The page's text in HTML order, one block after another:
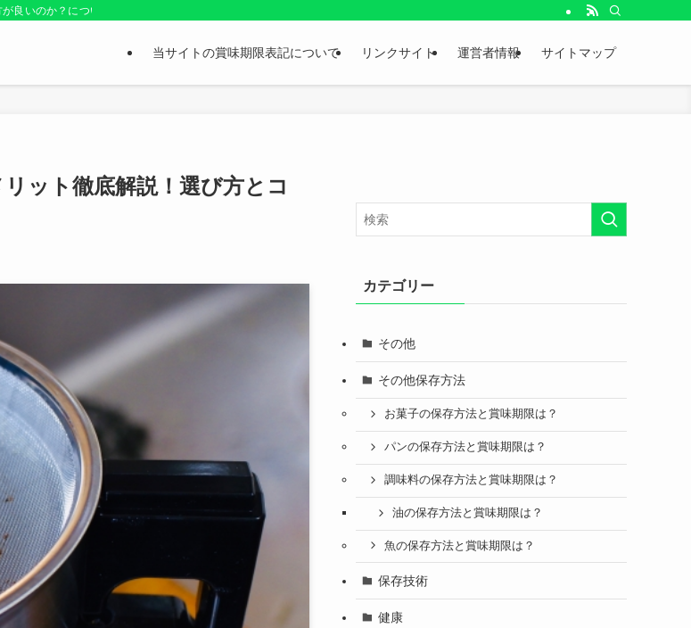
良いのか？についても紹介しているお役立ちサイトです。
当サイトの賞味期限表記について リンクサイト 運営者情報 サイトマップ
ット徹底解説！選び方とコ
カテゴリー
その他
その他保存方法
お菓子の保存方法と賞味期限は？
パンの保存方法と賞味期限は？
調味料の保存方法と賞味期限は？
油の保存方法と賞味期限は？
魚の保存方法と賞味期限は？
保存技術
健康